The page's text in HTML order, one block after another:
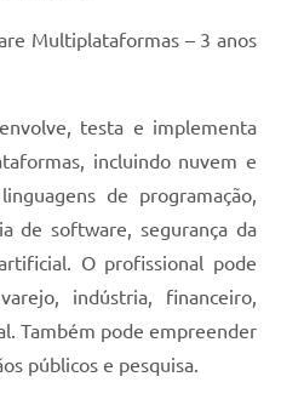
Multiplataformas – 3 anos
testa e implementa
incluindo nuvem e
de programação,
de software, segurança da
O profissional pode
indústria, financeiro,
Também pode empreender
públicos e pesquisa.